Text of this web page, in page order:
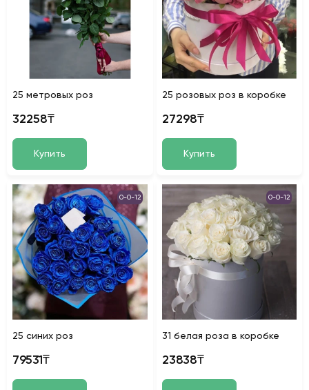
25 метровых роз
32258₸
Купить
25 розовых роз в коробке
27298₸
Купить
0-0-12
25 синих роз
79531₸
0-0-12
31 белая роза в коробке
23838₸